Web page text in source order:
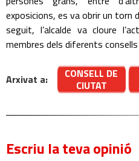
exposicions, es va obrir un torn
seguit, l’alcalde va cloure
membres dels diferents consells
Arxivat a:
CONSELL DE
CIUTAT
Escriu la teva opinió